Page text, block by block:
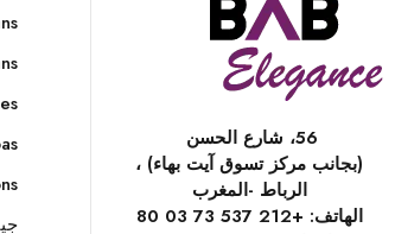
56، شارع الحسن
(بجانب مركز تسوق آيت بهاء) ،
الرباط -المغرب
الهاتف: +212 537 73 03 80